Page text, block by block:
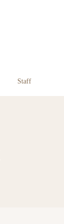
Staff